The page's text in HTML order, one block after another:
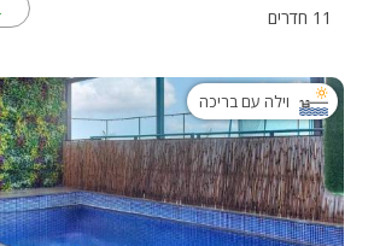
11 חדרים
וילה עם בריכה